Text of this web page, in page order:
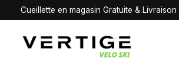
Cueillette en magasin Gratuite & Livraison